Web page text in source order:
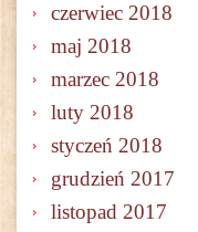
czerwiec 2018
maj 2018
marzec 2018
luty 2018
styczeń 2018
grudzień 2017
listopad 2017